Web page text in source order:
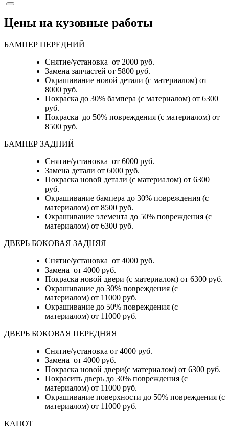
Цены на кузовные работы
БАМПЕР ПЕРЕДНИЙ
Снятие/установка от 2000 руб.
Замена запчастей от 5800 руб.
Окрашивание новой детали (с материалом) от
8000 руб.
Покраска до 30% бампера (с материалом) от 6300
руб.
Покраска до 50% повреждения (с материалом) от
8500 руб.
БАМПЕР ЗАДНИЙ
Снятие/установка от 6000 руб.
Замена детали от 6000 руб.
Покраска новой детали (с материалом) от 6300
руб.
Окрашивание бампера до 30% повреждения (с
материалом) от 8500 руб.
Окрашивание элемента до 50% повреждения (с
материалом) от 6300 руб.
ДВЕРЬ БОКОВАЯ ЗАДНЯЯ
Снятие/установка от 4000 руб.
Замена от 4000 руб.
Покраска новой двери (с материалом) от 6300 руб.
Окрашивание до 30% повреждения (с
материалом) от 11000 руб.
Окрашивание до 50% повреждения (с
материалом) от 11000 руб.
ДВЕРЬ БОКОВАЯ ПЕРЕДНЯЯ
Снятие/установка от 4000 руб.
Замена от 4000 руб.
Покраска новой двери(с материалом) от 6300 руб.
Покрасить дверь до 30% повреждения (с
материалом) от 11000 руб.
Окрашивание поверхности до 50% повреждения (с
материалом) от 11000 руб.
КАПОТ